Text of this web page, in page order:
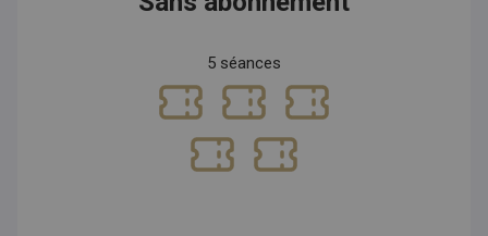
5 séances